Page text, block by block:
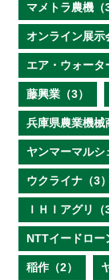
マメトラ農機（3
オンライン展示
エア・ウォータ
藤興業（3）
兵庫県農業機械
ヤンマーマルシ
ウクライナ（3）
ＩＨＩアグリ（3
NTTイードロー
稲作（2）